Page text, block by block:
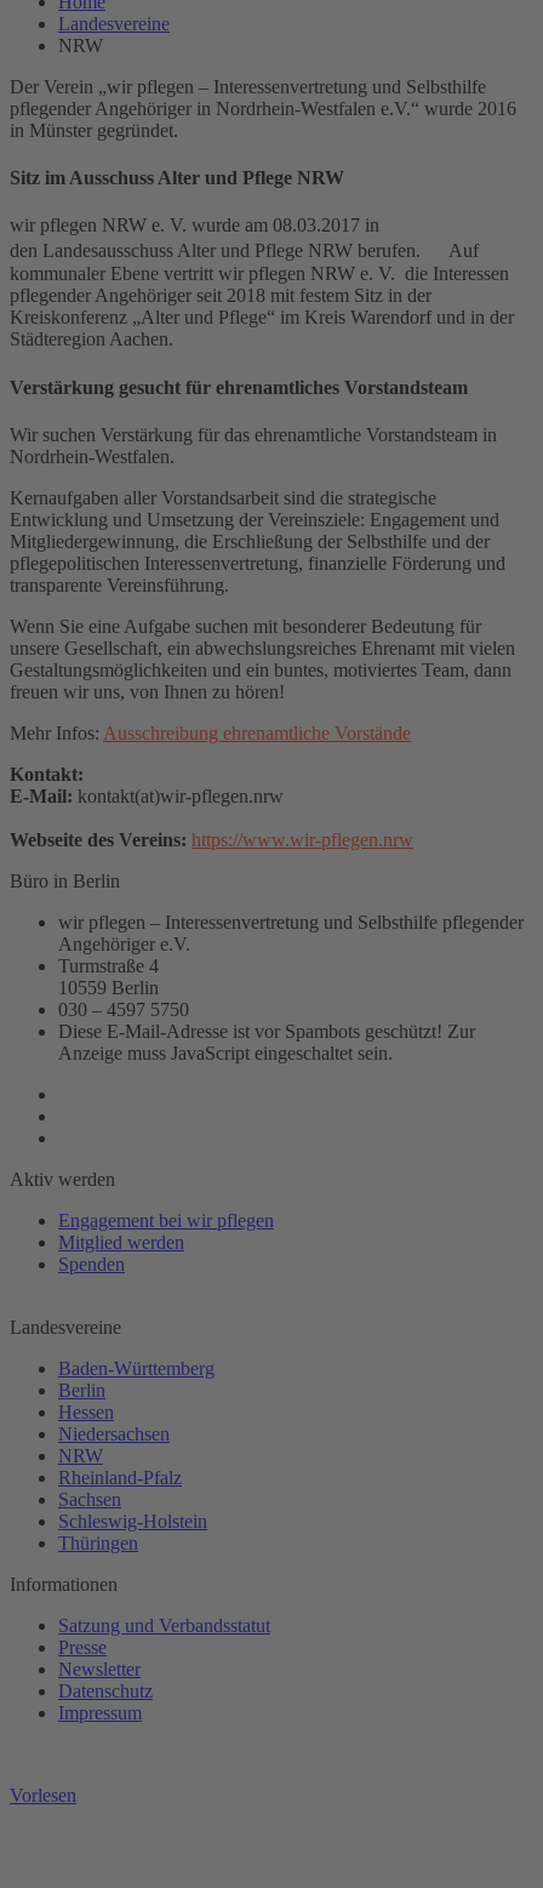
Landesvereine
NRW
Der Verein „wir pflegen – Interessenvertretung und Selbsthilfe
pflegender Angehöriger in Nordrhein-Westfalen e.V.“ wurde 2016
in Münster gegründet.
Sitz im Ausschuss Alter und Pflege NRW
wir pflegen NRW e. V. wurde am 08.03.2017 in
den Landesausschuss Alter und Pflege NRW berufen. Auf
kommunaler Ebene vertritt wir pflegen NRW e. V. die Interessen
pflegender Angehöriger seit 2018 mit festem Sitz in der
Kreiskonferenz „Alter und Pflege“ im Kreis Warendorf und in der
Städteregion Aachen.
Verstärkung gesucht für ehrenamtliches Vorstandsteam
Wir suchen Verstärkung für das ehrenamtliche Vorstandsteam in
Nordrhein-Westfalen.
Kernaufgaben aller Vorstandsarbeit sind die strategische
Entwicklung und Umsetzung der Vereinsziele: Engagement und
Mitgliedergewinnung, die Erschließung der Selbsthilfe und der
pflegepolitischen Interessenvertretung, finanzielle Förderung und
transparente Vereinsführung.
Wenn Sie eine Aufgabe su­chen mit besonderer Bedeutung für
unsere Gesellschaft, ein abwechslungsreiches Ehrenamt mit vielen
Gestaltungsmöglichkeiten und ein buntes, motiviertes Team, dann
freuen wir uns, von Ihnen zu hören!
Mehr Infos: Ausschreibung ehrenamtliche Vorstände
Kontakt:
E-Mail: kontakt(at)wir-pflegen.nrw
Webseite des Vereins: https://www.wir-pflegen.nrw
Büro in Berlin
wir pflegen – Interessenvertretung und Selbsthilfe pflegender
Angehöriger e.V.
Turmstraße 4
10559 Berlin
030 – 4597 5750
Diese E-Mail-Adresse ist vor Spambots geschützt! Zur
Anzeige muss JavaScript eingeschaltet sein.
Aktiv werden
Engagement bei wir pflegen
Mitglied werden
Spenden
Landesvereine
Baden-Württemberg
Berlin
Hessen
Niedersachsen
NRW
Rheinland-Pfalz
Sachsen
Schleswig-Holstein
Thüringen
Informationen
Satzung und Verbandsstatut
Presse
Newsletter
Datenschutz
Impressum
Vorlesen